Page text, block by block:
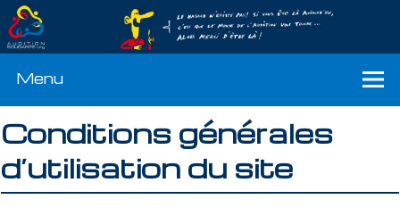
Menu
Conditions générales
d’utilisation du site